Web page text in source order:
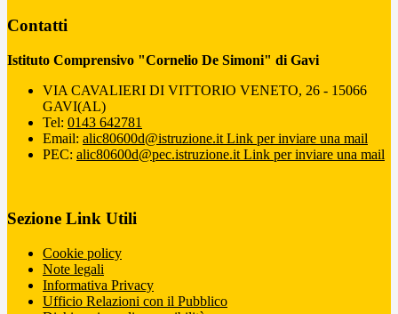
Contatti
Istituto Comprensivo "Cornelio De Simoni" di Gavi
VIA CAVALIERI DI VITTORIO VENETO, 26 - 15066
GAVI(AL)
Tel: 0143 642781
Email: alic80600d@istruzione.it Link per inviare una mail
PEC: alic80600d@pec.istruzione.it Link per inviare una mail
Sezione Link Utili
Cookie policy
Note legali
Informativa Privacy
Ufficio Relazioni con il Pubblico